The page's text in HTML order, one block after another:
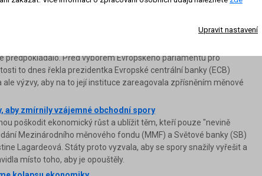
stanici Radio Classique to dnes řekla šéfka Evropské
Lagardeová.
eurozóně se kvůli narušené logistice udrží déle
narušené dodavatelské řetězce a vysoké ceny energií. Vyšší
předpokládalo. Před výborem Evropského parlamentu pro
to dnes řekla prezidentka Evropské centrální banky (ECB)
výzvy, aby na to její instituce zareagovala zpřísněním měnové
aby zmírnily vzájemné obchodní spory
poškodit ekonomický růst a ublížit těm, kteří pouze "nevině
Mezinárodního měnového fondu (MMF) a Světové banky (SB)
Lagardeová. Státy proto vyzvala, aby se spory snažily vyřešit a
místo toho, aby je opouštěly.
Upravit nastavení